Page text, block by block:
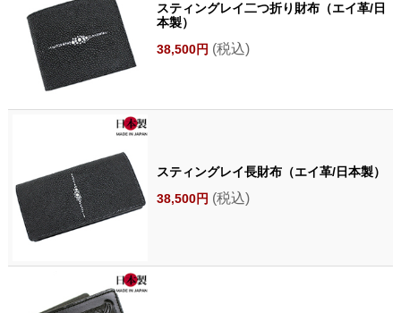
スティングレイ二つ折り財布（エイ革/日
本製）
38,500円 (税込)
スティングレイ長財布（エイ革/日本製）
38,500円 (税込)